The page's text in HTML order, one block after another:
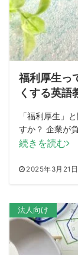
福利厚生っ
くする英語
「福利厚生」
すか？ 企業が
2025年3月21日
続きを読む
法人向け